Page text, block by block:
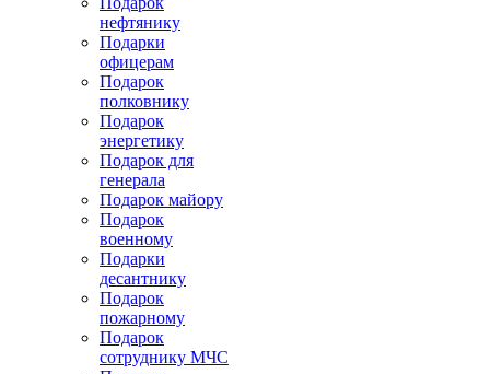
нефтянику
Подарки
офицерам
Подарок
полковнику
Подарок
энергетику
Подарок для
генерала
Подарок майору
Подарок
военному
Подарки
десантнику
Подарок
пожарному
Подарок
сотруднику МЧС